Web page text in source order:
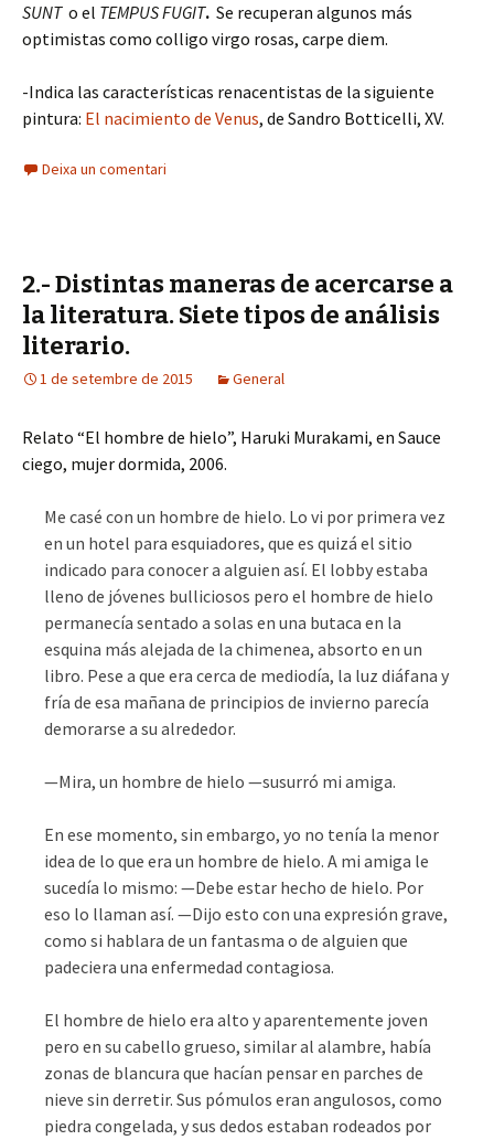
SUNT o el TEMPUS FUGIT. Se recuperan algunos más
optimistas como colligo virgo rosas, carpe diem.
-Indica las características renacentistas de la siguiente
pintura: El nacimiento de Venus, de Sandro Botticelli, XV.
Deixa un comentari
2.- Distintas maneras de acercarse a
la literatura. Siete tipos de análisis
literario.
1 de setembre de 2015 General
Relato “El hombre de hielo”, Haruki Murakami, en Sauce
ciego, mujer dormida, 2006.
Me casé con un hombre de hielo. Lo vi por primera vez
en un hotel para esquiadores, que es quizá el sitio
indicado para conocer a alguien así. El lobby estaba
lleno de jóvenes bulliciosos pero el hombre de hielo
permanecía sentado a solas en una butaca en la
esquina más alejada de la chimenea, absorto en un
libro. Pese a que era cerca de mediodía, la luz diáfana y
fría de esa mañana de principios de invierno parecía
demorarse a su alrededor.
—Mira, un hombre de hielo —susurró mi amiga.
En ese momento, sin embargo, yo no tenía la menor
idea de lo que era un hombre de hielo. A mi amiga le
sucedía lo mismo: —Debe estar hecho de hielo. Por
eso lo llaman así. —Dijo esto con una expresión grave,
como si hablara de un fantasma o de alguien que
padeciera una enfermedad contagiosa.
El hombre de hielo era alto y aparentemente joven
pero en su cabello grueso, similar al alambre, había
zonas de blancura que hacían pensar en parches de
nieve sin derretir. Sus pómulos eran angulosos, como
piedra congelada, y sus dedos estaban rodeados por